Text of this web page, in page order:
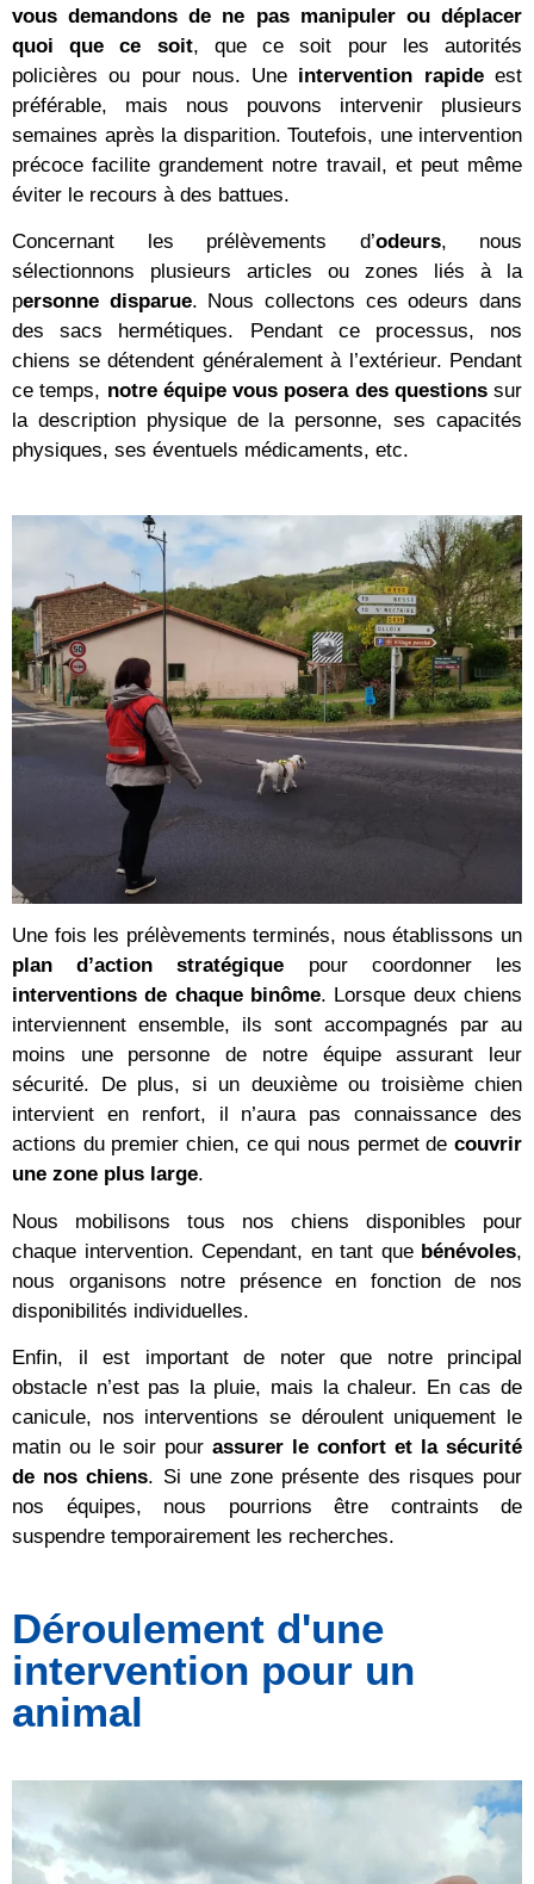
vous demandons de ne pas manipuler ou déplacer
quoi que ce soit, que ce soit pour les autorités
policières ou pour nous. Une intervention rapideest
préférable, mais nous pouvons intervenir plusieurs
semaines après la disparition. Toutefois, une intervention
précoce facilite grandement notre travail, et peut même
éviter le recours à des battues.
Concernant les prélèvements d’odeurs, nous
sélectionnons plusieurs articles ou zones liés à la
personne disparue. Nous collectons ces odeurs dans
des sacs hermétiques. Pendant ce processus, nos
chiens se détendent généralement à l’extérieur. Pendant
ce temps, notre équipe vous posera des questionssur
la description physique de la personne, ses capacités
physiques, ses éventuels médicaments, etc.
Une fois les prélèvements terminés, nous établissons un
plan d’action stratégique pour coordonner les
interventions de chaque binôme. Lorsque deux chiens
interviennent ensemble, ils sont accompagnés par au
moins une personne de notre équipe assurant leur
sécurité. De plus, si un deuxième ou troisième chien
intervient en renfort, il n’aura pas connaissance des
actions du premier chien, ce qui nous permet de couvrir
une zone plus large.
Nous mobilisons tous nos chiens disponibles pour
chaque intervention. Cependant, en tant que bénévoles,
nous organisons notre présence en fonction de nos
disponibilités individuelles.
Enfin, il est important de noter que notre principal
obstacle n’est pas la pluie, mais la chaleur. En cas de
canicule, nos interventions se déroulent uniquement le
matin ou le soir pour assurer le confort et la sécurité
de nos chiens. Si une zone présente des risques pour
nos équipes, nous pourrions être contraints de
suspendre temporairement les recherches.
Déroulement d'une
intervention pour un
animal